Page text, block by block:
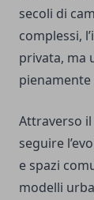
secoli di
complessi,
privata, ma
Attraverso
seguire
e spazi
modelli